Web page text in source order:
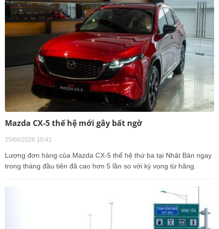
Mazda CX-5 thế hệ mới gây bất ngờ
25/06/2026 10:41
Lượng đơn hàng của Mazda CX-5 thế hệ thứ ba tại Nhật Bản ngay
trong tháng đầu tiên đã cao hơn 5 lần so với kỳ vọng từ hãng.